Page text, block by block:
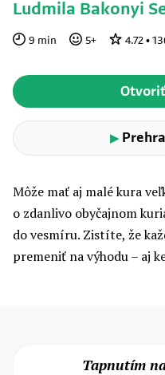
Ludmila Bakonyi
9 min 5+ 4.72 •
▶
Môže mať aj malé kura
o zdanlivo obyčajnom
do vesmíru. Zistíte, že
premeniť na výhodu – aj
Tapnutím